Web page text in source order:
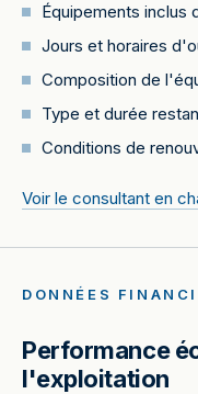
Équipements inclus
Jours et horaires
Composition de
Type et durée
Conditions de
Voir le consultant en
DONNÉES
Performance
l'exploitation